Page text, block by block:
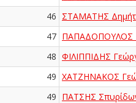
46 ΣΤΑΜΑΤΗΣ
47 ΠΑΠΑΔΟΠΟΥΛΟΣ
48 ΦΙΛΙΠΠΙΔΗΣ
49 ΧΑΤΖΗΝΑΚΟΣ
49 ΠΑΤΣΗΣ